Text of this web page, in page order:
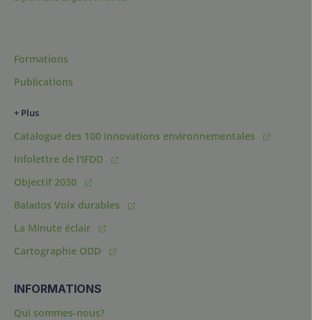
Formations
Publications
+ Plus
Catalogue des 100 innovations environnementales
Infolettre de l'IFDD
Objectif 2030
Balados Voix durables
La Minute éclair
Cartographie ODD
INFORMATIONS
Qui sommes-nous?